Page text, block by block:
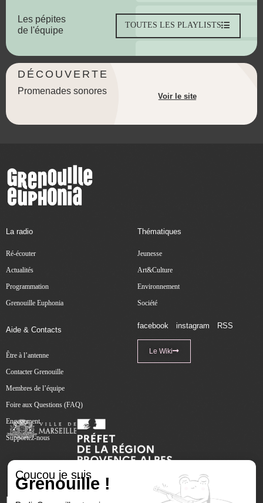
Les pépites
de l'équipe
TOUTES LES PLAYLISTS
DÉCOUVERTE
Promenades sonores
Voir le site
La radio
Ré-écouter
Actualités
Programmation
Grenouille Euphonia
Thématiques
Jeunesse
Art&Culture
Environnement
Société
Aide & Contacts
Être à l’antenne
Contacter Grenouille
Membres de l’équipe
Foire aux Questions (FAQ)
Engagement
Supportez-nous
facebook instagram RSS
Le Wiki
Coucou je suis
Grenouille !